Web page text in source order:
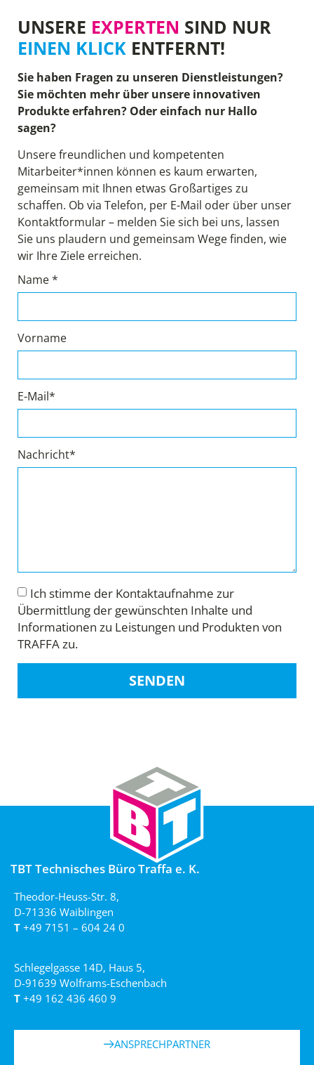
UNSERE EXPERTEN SIND NUR
EINEN KLICK ENTFERNT!
Sie haben Fragen zu unseren Dienstleistungen?
Sie möchten mehr über unsere innovativen
Produkte erfahren? Oder einfach nur Hallo
sagen?
Unsere freundlichen und kompetenten
Mitarbeiter*innen können es kaum erwarten,
gemeinsam mit Ihnen etwas Großartiges zu
schaffen. Ob via Telefon, per E-Mail oder über unser
Kontaktformular – melden Sie sich bei uns, lassen
Sie uns plaudern und gemeinsam Wege finden, wie
wir Ihre Ziele erreichen.
Name *
Vorname
E-Mail*
Nachricht*
Ich stimme der Kontaktaufnahme zur
Übermittlung der gewünschten Inhalte und
Informationen zu Leistungen und Produkten von
TRAFFA zu.
SENDEN
TBT Technisches Büro Traffa e. K.
Theodor-Heuss-Str. 8,
D-71336 Waiblingen
T +49 7151 – 604 24 0
Schlegelgasse 14D, Haus 5,
D-91639 Wolframs-Eschenbach
T +49 162 436 460 9
ANSPRECHPARTNER